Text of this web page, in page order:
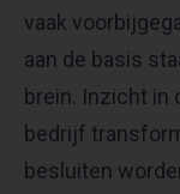
vaak
aan de basis
brein. Inzicht in
bedrijf
besluiten